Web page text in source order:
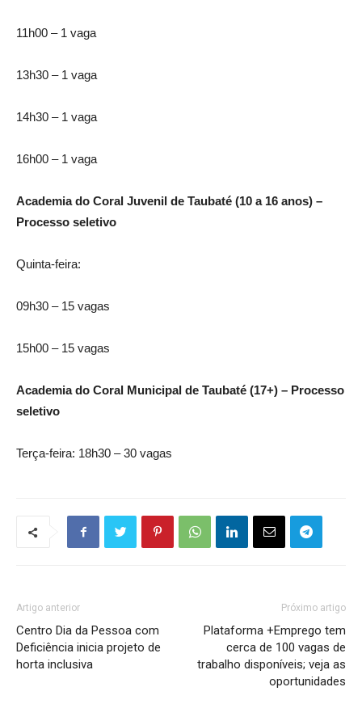
11h00 – 1 vaga
13h30 – 1 vaga
14h30 – 1 vaga
16h00 – 1 vaga
Academia do Coral Juvenil de Taubaté (10 a 16 anos) –
Processo seletivo
Quinta-feira:
09h30 – 15 vagas
15h00 – 15 vagas
Academia do Coral Municipal de Taubaté (17+) – Processo
seletivo
Terça-feira: 18h30 – 30 vagas
Artigo anterior
Centro Dia da Pessoa com
Deficiência inicia projeto de
horta inclusiva
Próximo artigo
Plataforma +Emprego tem
cerca de 100 vagas de
trabalho disponíveis; veja as
oportunidades